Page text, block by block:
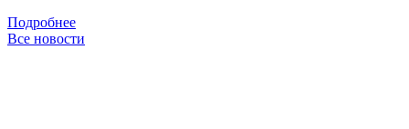
Подробнее
Все новости